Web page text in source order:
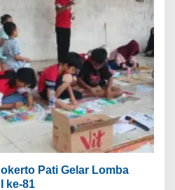
Pati Gelar Lomba
ke-81